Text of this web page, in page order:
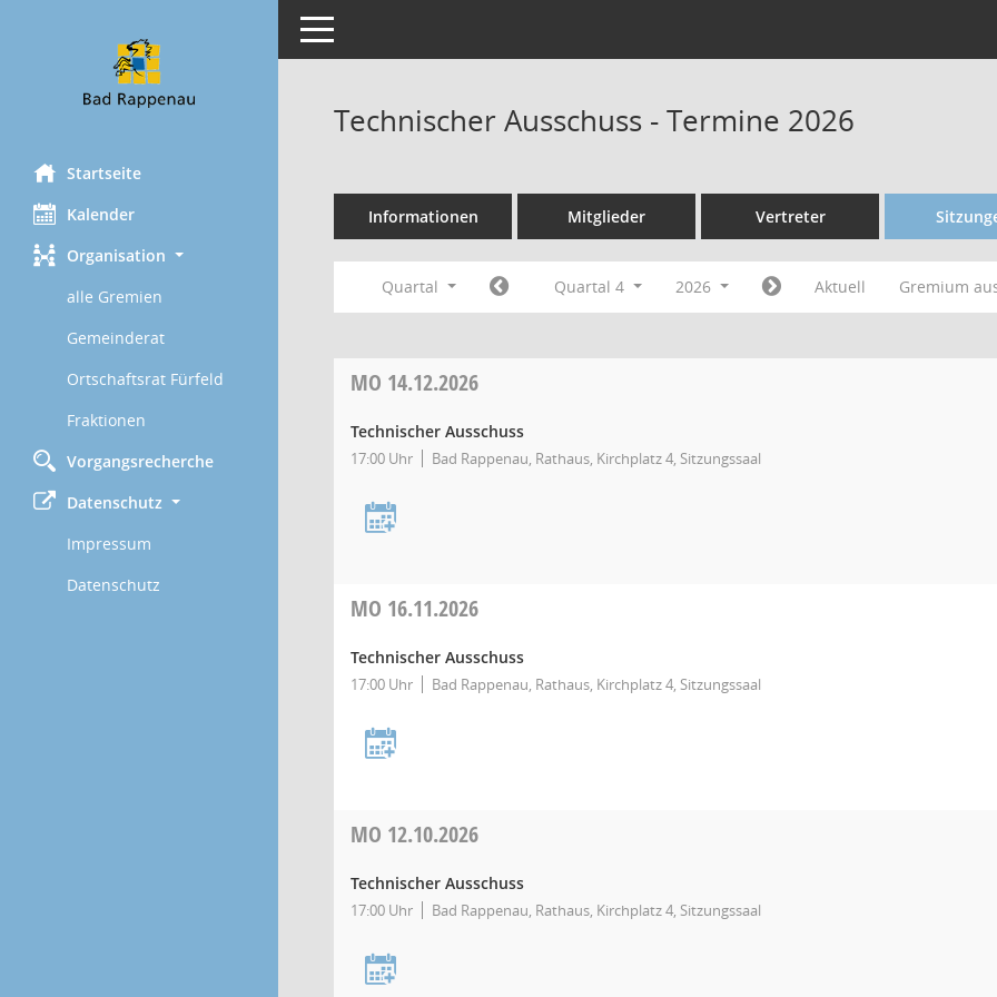
Startseite
Kalender
Organisation
alle Gremien
Gemeinderat
Ortschaftsrat Fürfeld
Fraktionen
Vorgangsrecherche
Datenschutz
Impressum
Datenschutz
Toggle navigation
Technischer Ausschuss - Termine 2026
Informationen Mitglieder Vertreter
Quartal Quartal 4 2026 Aktuell Gremium
MO 14.12.2026
Technischer Ausschuss
17:00 Uhr Bad Rappenau, Rathaus, Kirchplatz 4, Sitzungssaal
MO 16.11.2026
Technischer Ausschuss
17:00 Uhr Bad Rappenau, Rathaus, Kirchplatz 4, Sitzungssaal
MO 12.10.2026
Technischer Ausschuss
17:00 Uhr Bad Rappenau, Rathaus, Kirchplatz 4, Sitzungssaal